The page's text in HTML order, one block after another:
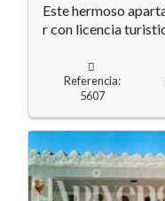
Este hermoso
r con licencia
Referencia:
5607